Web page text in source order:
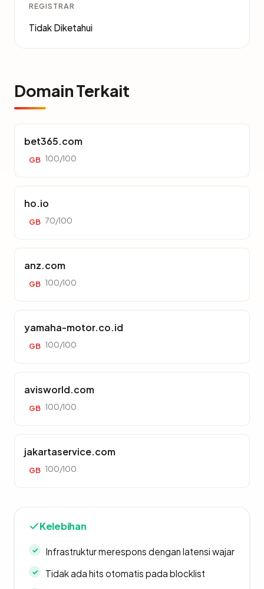
REGISTRAR
Tidak Diketahui
Domain Terkait
bet365.com
GB 100/100
ho.io
GB 70/100
anz.com
GB 100/100
yamaha-motor.co.id
GB 100/100
avisworld.com
GB 100/100
jakartaservice.com
GB 100/100
Kelebihan
Infrastruktur merespons dengan latensi wajar
Tidak ada hits otomatis pada blocklist